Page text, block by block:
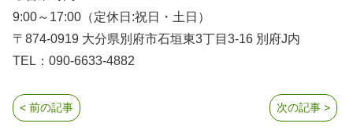
9:00～17:00（定休日:祝日・土日）
〒874-0919 大分県別府市石垣東3丁目3-16 別府J内
TEL：090-6633-4882
次の記事 >
< 前の記事